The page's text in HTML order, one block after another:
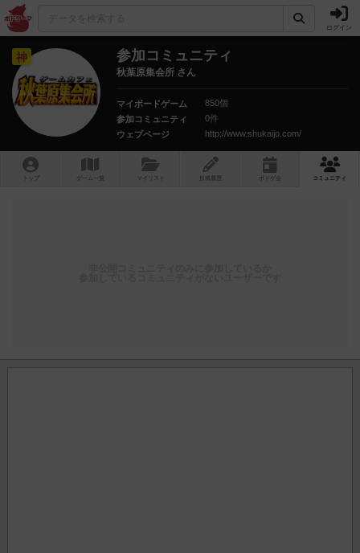
ログイン
神 参加コミュニティ
秋葉原集会所 さん
マイボードゲーム
850個
参加コミュニティ
0件
ウェブページ
http://www.shukaijo.com/
トップ ゲーム一覧 マイリスト 投稿履歴 ボ ドゲ コミュニティ